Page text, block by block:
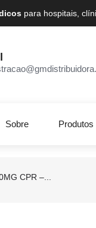
para hospitais,
Sobre Produtos
CPR –...